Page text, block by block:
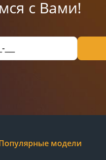
с Вами!
модели